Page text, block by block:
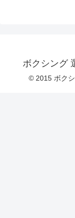
ボクシング
© 2015 ボク